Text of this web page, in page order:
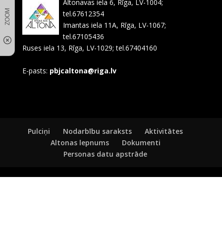
Altonavas iela 6, Rīga, LV-1004;
tel.67612354
Imantas iela 11A, Rīga, LV-1067;
tel.67105436
Ruses iela 13, Rīga, LV-1029; tel.67404160
E-pasts: pbjcaltona@riga.lv
Pulciņi Nodarbību saraksts
Aktivitātes
Altonas lepnums
Dokumenti
Personas datu apstrāde